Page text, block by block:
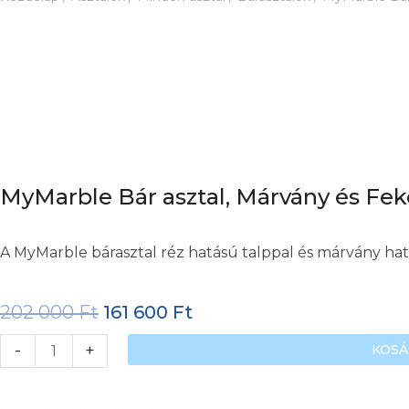
MyMarble Bár asztal, Márvány és
A MyMarble bárasztal réz hatású talppal és márvány
202 000Ft 161 600 Ft
-
MyMarble
Bár
+